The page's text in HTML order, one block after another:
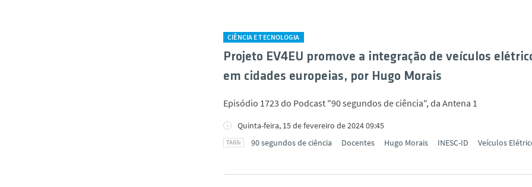
CIÊNCIA E TECNOLOGIA
Projeto EV4EU promove a integração de veículos
em cidades europeias, por Hugo Morais
Quinta-feira, 15 de fevereiro de 2024 09:45
90 segundos de ciência
Docentes Hugo Morais INESC-ID Veículos
Episódio 1723 do Podcast "90 segundos de ciência", da Antena 1